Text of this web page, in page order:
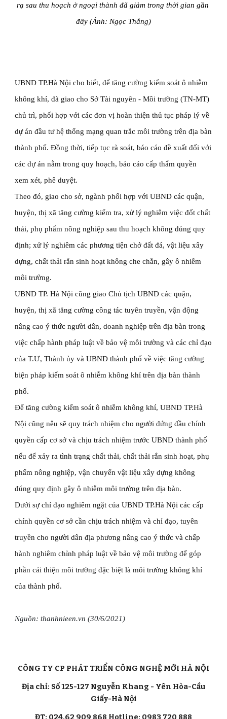
rạ sau thu hoạch ở ngoại thành đã giảm trong thời gian gần
đây (Ảnh: Ngọc Thắng)
UBND TP.Hà Nội cho biết, để tăng cường kiểm soát ô nhiễm
không khí, đã giao cho Sở Tài nguyên - Môi trường (TN-MT)
chủ trì, phối hợp với các đơn vị hoàn thiện thủ tục pháp lý về
dự án đầu tư hệ thống mạng quan trắc môi trường trên địa bàn
thành phố. Đồng thời, tiếp tục rà soát, báo cáo đề xuất đối với
các dự án nằm trong quy hoạch, báo cáo cấp thẩm quyền
xem xét, phê duyệt.
Theo đó, giao cho sở, ngành phối hợp với UBND các quận,
huyện, thị xã tăng cường kiểm tra, xử lý nghiêm việc đốt chất
thải, phụ phẩm nông nghiệp sau thu hoạch không đúng quy
định; xử lý nghiêm các phương tiện chở đất đá, vật liệu xây
dựng, chất thải rắn sinh hoạt không che chắn, gây ô nhiễm
môi trường.
UBND TP. Hà Nội cũng giao Chủ tịch UBND các quận,
huyện, thị xã tăng cường công tác tuyên truyền, vận động
nâng cao ý thức người dân, doanh nghiệp trên địa bàn trong
việc chấp hành pháp luật về bảo vệ môi trường và các chỉ đạo
của T.Ư, Thành ủy và UBND thành phố về việc tăng cường
biện pháp kiểm soát ô nhiễm không khí trên địa bàn thành
phố.
Để tăng cường kiểm soát ô nhiễm không khí, UBND TP.Hà
Nội cũng nêu sẽ quy trách nhiệm cho người đứng đầu chính
quyền cấp cơ sở và chịu trách nhiệm trước UBND thành phố
nếu để xảy ra tình trạng chất thải, chất thải rắn sinh hoạt, phụ
phẩm nông nghiệp, vận chuyển vật liệu xây dựng không
đúng quy định gây ô nhiễm môi trường trên địa bàn.
Dưới sự chỉ đạo nghiêm ngặt của UBND TP.Hà Nội các cấp
chính quyền cơ sở cần chịu trách nhiệm và chỉ đạo, tuyên
truyền cho người dân địa phương nâng cao ý thức và chấp
hành nghiêm chỉnh pháp luật về bảo vệ môi trường để góp
phần cải thiện môi trường đặc biệt là môi trường không khí
của thành phố.
Nguồn: thanhnieen.vn (30/6/2021)
CÔNG TY CP PHÁT TRIỂN CÔNG NGHỆ MỚI HÀ NỘI
Địa chỉ: Số 125-127 Nguyễn Khang - Yên Hòa-Cầu
Giấy-Hà Nội
ĐT: 024.62 909 868 Hotline: 0983 720 888